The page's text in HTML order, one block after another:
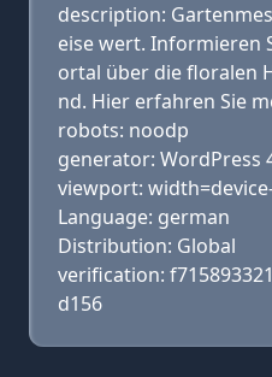
description:
eise wert. Informieren
ortal über die floralen
nd. Hier erfahren Sie
robots: noodp
generator: WordPress
viewport:
Language: german
Distribution: Global
verification:
d156